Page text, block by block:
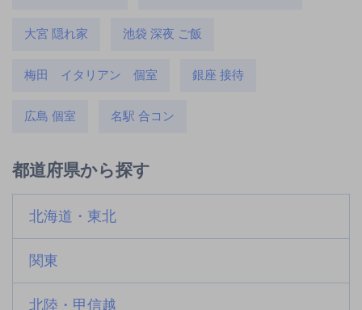
大宮 隠れ家 池袋 深夜 ご飯
梅田 イタリアン 個室 銀座 接待
広島 個室 名駅 合コン
都道府県から探す
北海道・東北
関東
北陸・甲信越